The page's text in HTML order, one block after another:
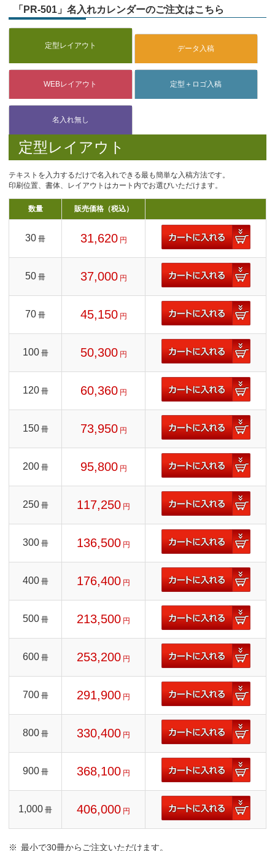
「PR-501」名入れカレンダーのご注文はこちら
定型レイアウト
テキストを入力するだけで名入れできる最も簡単な入稿方法です。
印刷位置、書体、レイアウトはカート内でお選びいただけます。
数量 販売価格（税込）
30 冊 31,620 円
50 冊 37,000 円
70 冊 45,150 円
100 冊 50,300 円
120 冊 60,360 円
150 冊 73,950 円
200 冊 95,800 円
250 冊 117,250 円
300 冊 136,500 円
400 冊 176,400 円
500 冊 213,500 円
600 冊 253,200 円
700 冊 291,900 円
800 冊 330,400 円
900 冊 368,100 円
1,000 冊 406,000 円
最小で30冊からご注文いただけます。